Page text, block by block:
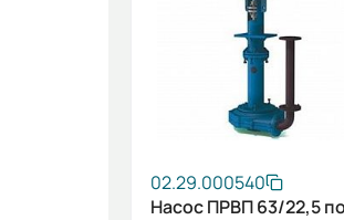
02.29.000540
Насос ПРВП 63/22,5